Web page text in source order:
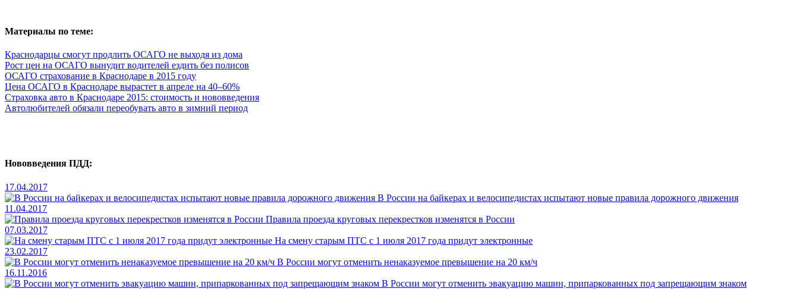
Материалы по теме:
Краснодарцы смогут продлить ОСАГО не выходя из дома
Рост цен на ОСАГО вынудит водителей ездить без полисов
ОСАГО страхование в Краснодаре в 2015 году
Цена ОСАГО в Краснодаре вырастет в апреле на 40–60%
Страховка авто в Краснодаре 2015: стоимость и нововведения
Автолюбителей обязали переобувать авто в зимний период
Нововведения ПДД:
17.04.2017
В России на байкерах и велосипедистах испытают новые правила дорожного движения
11.04.2017
Правила проезда круговых перекрестков изменятся в России
07.03.2017
На смену старым ПТС с 1 июля 2017 года придут электронные
23.02.2017
В России могут отменить ненаказуемое превышение на 20 км/ч
16.11.2016
В России могут отменить эвакуацию машин, припаркованных под запрещающим знаком